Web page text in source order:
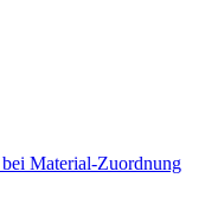
Material-Zuordnung